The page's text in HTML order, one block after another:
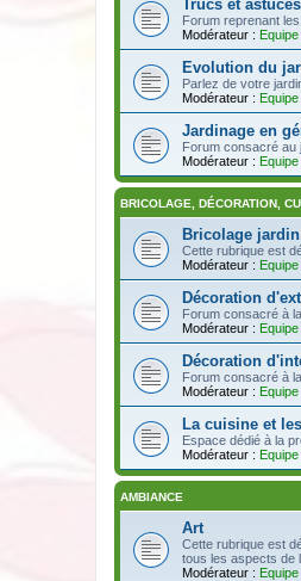
Trucs et
Forum reprenant
Modérateur :
Evolution du
Parlez de votre
Modérateur :
Jardinage en
Forum consacré au
Modérateur :
BRICOLAGE, DÉCORATION,
Bricolage jardin
Cette rubrique est
Modérateur :
Décoration
Forum consacré à
Modérateur :
Décoration
Forum consacré à
Modérateur :
La cuisine et
Espace dédié à la
Modérateur :
AMBIANCE
Art
Cette rubrique est
tous les aspects de
Modérateur :